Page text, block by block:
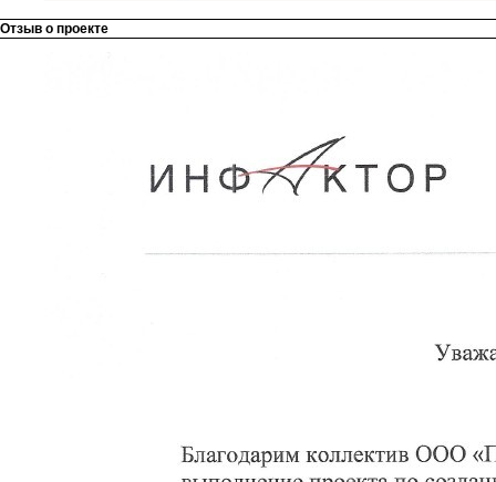
Отзыв о проекте